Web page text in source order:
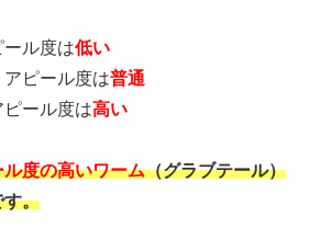
ル度は低い
アピール度は普通
ール度は高い
ル度の高いワーム（グラブテール）
す。